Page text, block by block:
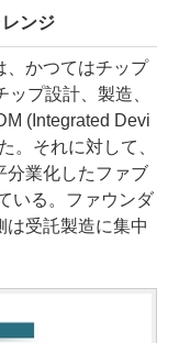
ンジ
かつてはチップ
プ設計、製造、
(Integrated Devi
。それに対して、
分業化したファブ
いる。ファウンダ
は受託製造に集中